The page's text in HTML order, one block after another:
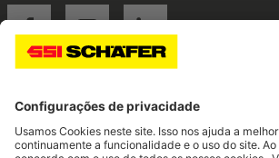
SSI facebookSSI youtubeSSI linkedin